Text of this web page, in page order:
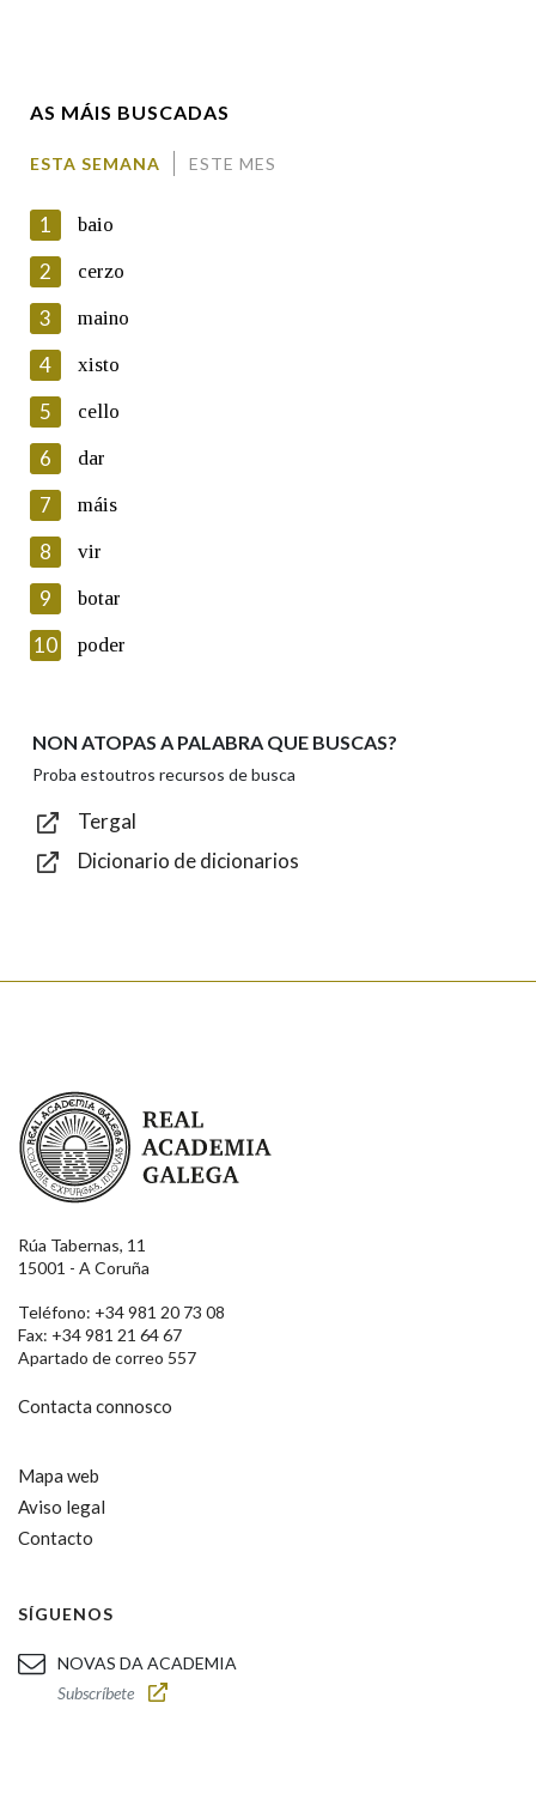
En cumprimento da normativa vixente en materia de
Protección de Datos de Carácter Persoal, a Real Academia
Galega informa a aqueles usuarios que faciliten o seu correo
electrónico, así como calquera outra información de carácter
persoal, que estes datos serán obxecto de tratamento
automatizado de carácter confidencial e incorporados aos seus
ficheiros informáticos. Así mesmo, os usuarios poderán exercer o
seu dereito de acceso, rectificación, oposición e cancelación dos
seus datos poñéndose en contacto connosco.
Lin e acepto as condicións da política de
Introduce o código que aparece na imaxe:
Texto de verificación
AS MÁIS BUSCADAS
ESTA SEMANA ESTE MES
1 baio
2 cerzo
3 maino
4 xisto
5 cello
6 dar
7 máis
8 vir
9 botar
10 poder
NON ATOPAS A PALABRA QUE BUSCAS?
Proba estoutros recursos de busca
Tergal
Dicionario de dicionarios
Real Academia Galega
Rúa Tabernas, 11
15001 - A Coruña
Teléfono: +34 981 20 73 08
Fax: +34 981 21 64 67
Apartado de correo 557
Contacta connosco
Mapa web
Aviso legal
Contacto
SÍGUENOS
NOVAS DA ACADEMIA
Subscríbete